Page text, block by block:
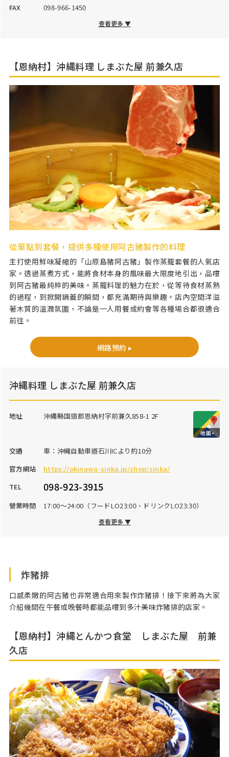
FAX
098-966-1450
17:00～23:00（フードLO22:00、ドリンクLO22:30）
停車場
15台
查看更多 ▼
【恩納村】沖縄料理 しまぶた屋 前兼久店
從單點到套餐，提供多種使用阿古豬製作的料理
主打使用鮮味凝縮的「山原島豬阿古豬」製作蒸籠套餐的人氣店
家。透過蒸煮方式，能將食材本身的風味最大限度地引出，品嚐
到阿古豬最純粹的美味。蒸籠料理的魅力在於，從等待食材蒸熟
的過程，到掀開鍋蓋的瞬間，都充滿期待與樂趣。店內空間洋溢
著木質的溫潤氛圍，不論是一人用餐或約會等各種場合都很適合
前往。
網路預約 ▸
沖縄料理 しまぶた屋 前兼久店
地址 沖繩縣国頭郡恩納村字前兼久858-1 2F
交通
車：沖縄自動車道石川ICより約10分
官方網站
https://okinawa-sinka.jp/shop/sinka/
TEL
098-923-3915
營業時間
17:00～24:00（フードLO23:00、ドリンクLO23:30）
查看更多 ▼
炸豬排
口感柔嫩的阿古豬也非常適合用來製作炸豬排！接下來將為大家
介紹幾間在午餐或晚餐時都能品嚐到多汁美味炸豬排的店家。
【恩納村】沖縄とんかつ食堂 しまぶた屋 前兼
久店